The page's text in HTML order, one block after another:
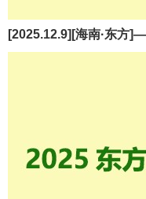
[2025.12.9][海南·东方